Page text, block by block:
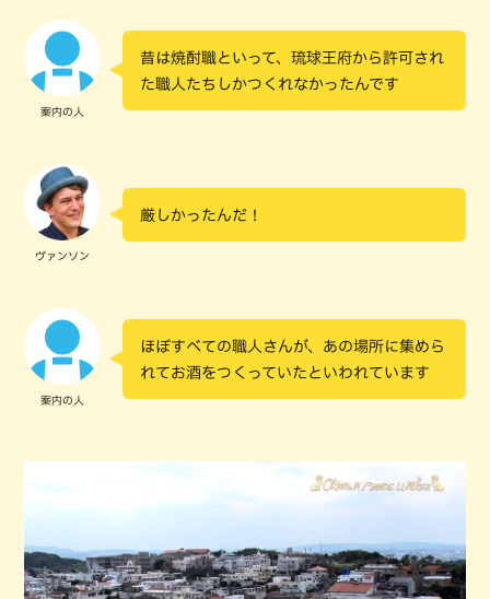
案内の人
昔は焼酎職といって、琉球王府から許可され
た職人たちしかつくれなかったんです
ヴァンソン
厳しかったんだ！
案内の人
ほぼすべての職人さんが、あの場所に集めら
れてお酒をつくっていたといわれています